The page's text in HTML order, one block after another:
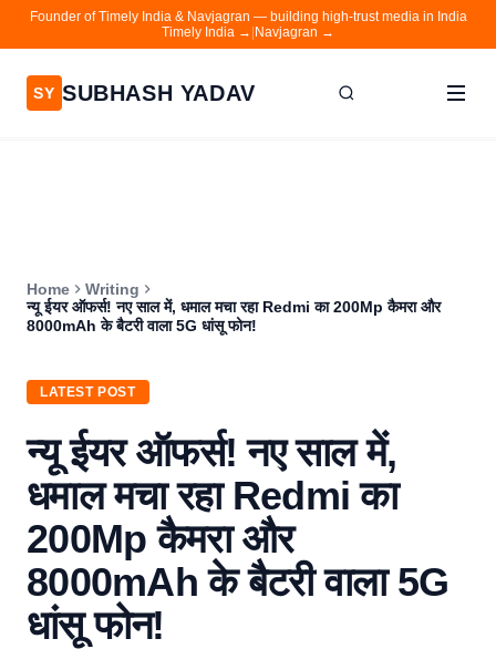
Founder of Timely India & Navjagran — building high-trust media in India
Timely India → Navjagran →
SY SUBHASH YADAV
Contact
Navjagran
Home
Writing
न्यू ईयर ऑफर्स! नए साल में, धमाल मचा रहा Redmi का 200Mp कैमरा और
8000mAh के बैटरी वाला 5G धांसू फोन!
LATEST POST
न्यू ईयर ऑफर्स! नए साल में,
धमाल मचा रहा Redmi का
200Mp कैमरा और
8000mAh के बैटरी वाला 5G
धांसू फोन!